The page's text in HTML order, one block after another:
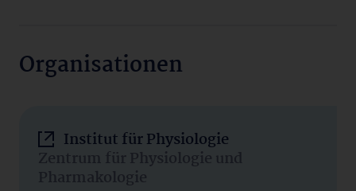
Organisationen
Institut für Physiologie
Zentrum für Physiologie und
Pharmakologie